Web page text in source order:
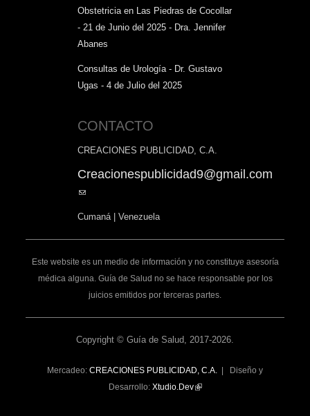
Obstetricia en Las Piedras de Cocollar
- 21 de Junio del 2025 - Dra. Jennifer
Abanes
Consultas de Urología - Dr. Gustavo
Ugas - 4 de Julio del 2025
CONTACTO
CREACIONES PUBLICIDAD, C.A.
Creacionespublicidad9@gmail.com
(link
mail)
Cumaná | Venezuela
Este website es un medio de información y no constituye asesoría
médica alguna. Guía de Salud no se hace responsable por los
juicios emitidos por terceras partes.
Copyright © Guía de Salud, 2017-2026.
Mercadeo: CREACIONES PUBLICIDAD, C.A. | Diseño y
Desarrollo: Xtudio.Dev(link